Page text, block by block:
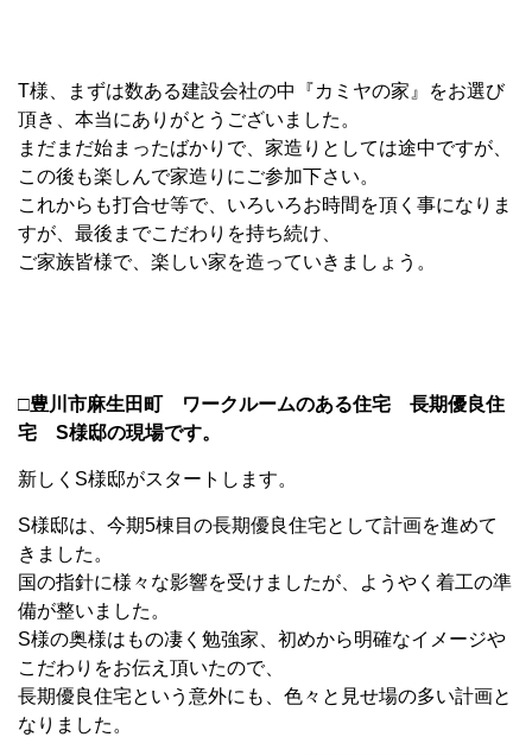
T様、まずは数ある建設会社の中『カミヤの家』をお選び
頂き、本当にありがとうございました。
まだまだ始まったばかりで、家造りとしては途中ですが、
この後も楽しんで家造りにご参加下さい。
これからも打合せ等で、いろいろお時間を頂く事になりま
すが、最後までこだわりを持ち続け、
ご家族皆様で、楽しい家を造っていきましょう。
□豊川市麻生田町 ワークルームのある住宅 長期優良住
宅 S様邸の現場です。
新しくS様邸がスタートします。
S様邸は、今期5棟目の長期優良住宅として計画を進めて
きました。
国の指針に様々な影響を受けましたが、ようやく着工の準
備が整いました。
S様の奥様はもの凄く勉強家、初めから明確なイメージや
こだわりをお伝え頂いたので、
長期優良住宅という意外にも、色々と見せ場の多い計画と
なりました。